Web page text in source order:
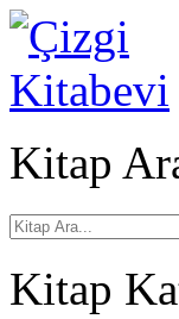
Kitap
Kitap